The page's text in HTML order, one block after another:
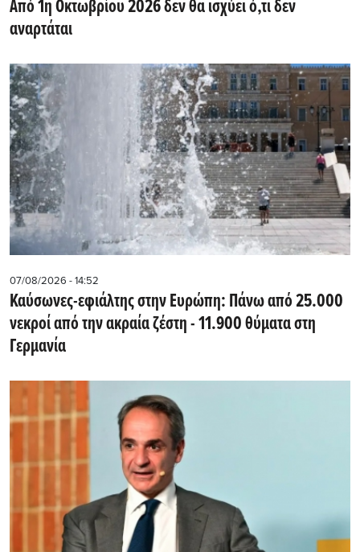
Από 1η Οκτωβρίου 2026 δεν θα ισχύει ό,τι δεν
αναρτάται
07/08/2026 - 14:52
Καύσωνες-εφιάλτης στην Ευρώπη: Πάνω από 25.000
νεκροί από την ακραία ζέστη - 11.900 θύματα στη
Γερμανία